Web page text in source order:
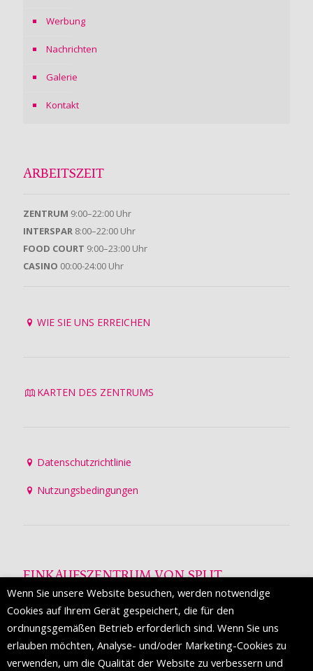
Werbung
Nachrichten
Galerie
Kontakt
ARBEITSZEIT
ZENTRUM 9:00–22:00 Uhr
INTERSPAR 8:00–22:00 Uhr
FOOD COURT 9:00–23:00 Uhr
CASINO 00:00-24:00 Uhr
WIE SIE UNS ERREICHEN
KARTEN DES ZENTRUMS
Datenschutzrichtlinie
Nutzungsbedingungen
EINKAUFSZENTRUM VON SPLIT
Die Mall of Split
ist ein prestigeträchtiges Einkaufsziel mit
etwa 200 Einzelhandelsmarken und einer Reihe von
Weltmodemarken, die zum ersten Mal in Split erscheinen.
Wenn Sie unsere Website besuchen, werden notwendige
Cookies auf Ihrem Gerät gespeichert, die für den
ordnungsgemäßen Betrieb erforderlich sind. Wenn Sie uns
erlauben möchten, Analyse- und/oder Marketing-Cookies zu
verwenden, um die Qualität der Website zu verbessern und